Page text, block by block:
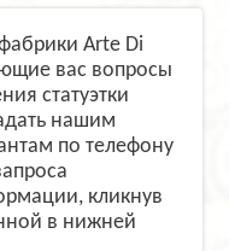
Arte Di
вас вопросы
статуэтки
нашим
по телефону
кликнув
в нижней